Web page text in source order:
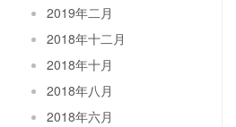
2019年二月
2018年十二月
2018年十月
2018年八月
2018年六月